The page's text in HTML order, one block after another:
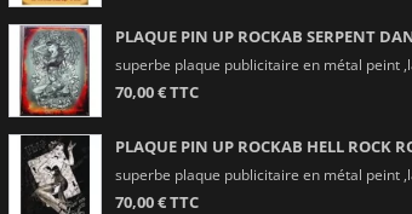
PLAQUE PIN UP ROCKAB SERPENT
superbe plaque publicitaire en métal peint
70,00 € TTC
PLAQUE PIN UP ROCKAB HELL ROCK
superbe plaque publicitaire en métal peint
70,00 € TTC